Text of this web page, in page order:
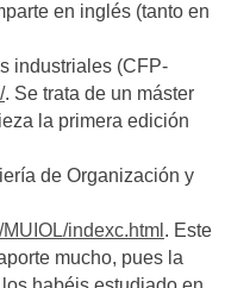
en inglés (tanto en
industriales (CFP-
. Se trata de un máster
la primera edición
de Organización y
indexc.html . Este
mucho, pues la